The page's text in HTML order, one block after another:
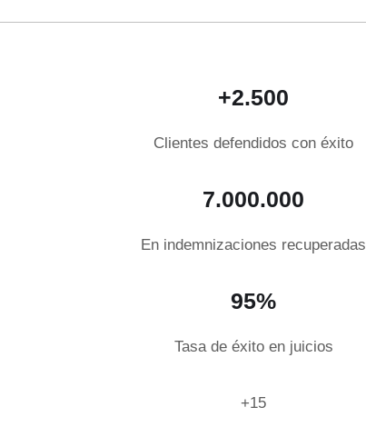
+2.500
Clientes defendidos con éxito
7.000.000
En indemnizaciones recuperadas
95%
Tasa de éxito en juicios
+15